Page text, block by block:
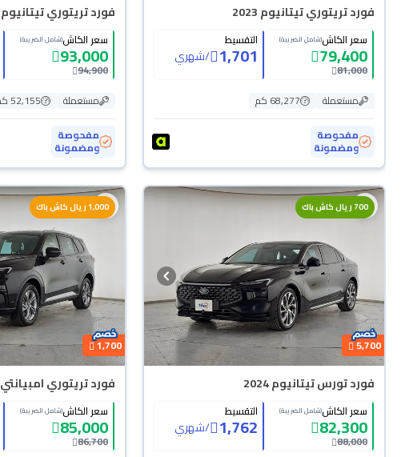
فورد تريتوري تيتانيوم 2023
سعر الكاش(شامل الضريبة)
79,400
81,000
التقسيط
1,701
/شهري
مستعملة
68,277 كم
مفحوصة
ومضمونة
فورد تريتوري تيتانيوم 2025
سعر الكاش(شامل الضريبة)
93,000
94,900
مستعملة
52,155 كم
مفحوصة
ومضمونة
700 ريال كاش باك
5,700
فورد تورس تيتانيوم 2024
سعر الكاش(شامل الضريبة)
82,300
88,000
التقسيط
1,762
/شهري
1,000 ريال كاش باك
1,700
فورد تريتوري امبيانتي 2025
سعر الكاش(شامل الضريبة)
85,000
86,700